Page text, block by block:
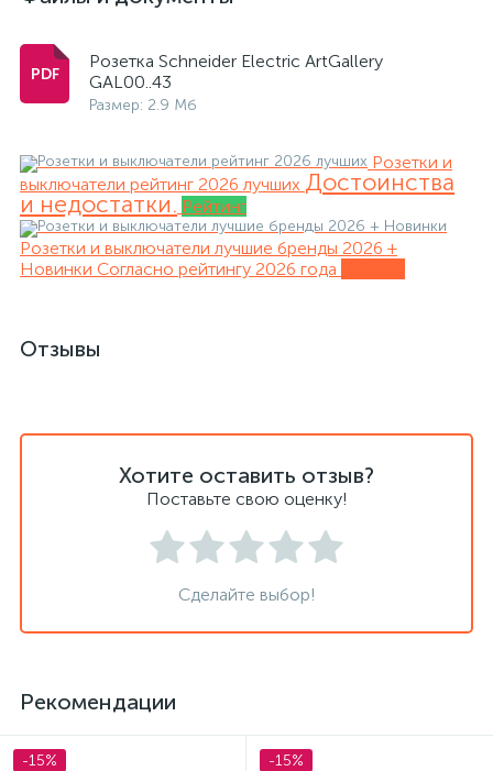
Розетка Schneider Electric ArtGallery
GAL00..43
Размер: 2.9 Мб
Розетки и
выключатели рейтинг 2026 лучших Достоинства
и недостатки. Рейтинг
Розетки и выключатели лучшие бренды 2026 +
Новинки Согласно рейтингу 2026 года
Отзывы
Хотите оставить отзыв?
Поставьте свою оценку!
Сделайте выбор!
Рекомендации
-15% -15%